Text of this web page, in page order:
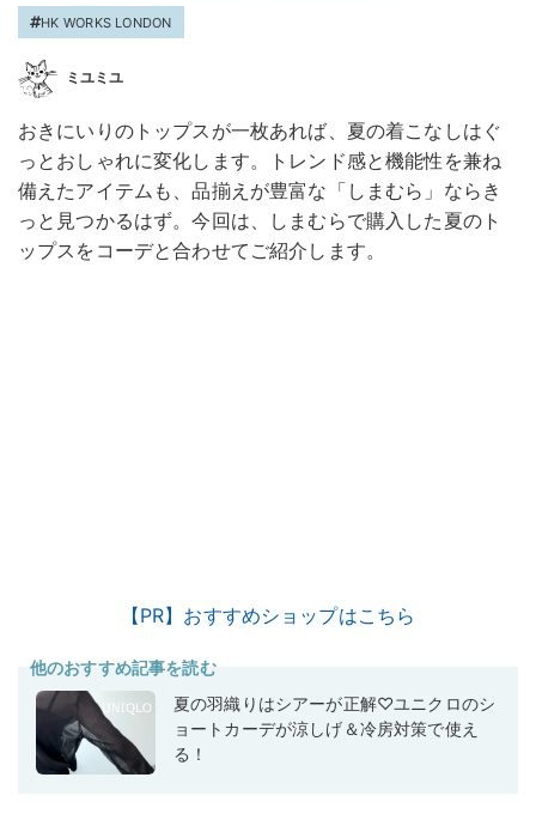
HK WORKS LONDON
ミユミユ
おきにいりのトップスが一枚あれば、夏の着こなしはぐ
っとおしゃれに変化します。トレンド感と機能性を兼ね
備えたアイテムも、品揃えが豊富な「しまむら」ならき
っと見つかるはず。今回は、しまむらで購入した夏のト
ップスをコーデと合わせてご紹介します。
【PR】おすすめショップはこちら
他のおすすめ記事を読む
夏の羽織りはシアーが正解♡ユニクロのシ
ョートカーデが涼しげ＆冷房対策で使え
る！